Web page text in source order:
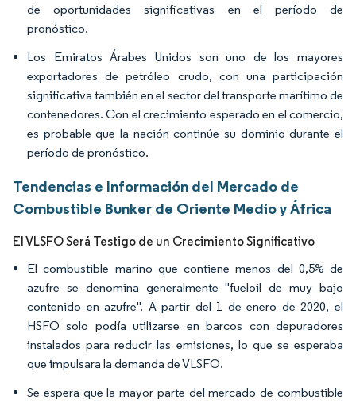
de oportunidades significativas en el período de
pronóstico.
Los Emiratos Árabes Unidos son uno de los mayores
exportadores de petróleo crudo, con una participación
significativa también en el sector del transporte marítimo de
contenedores. Con el crecimiento esperado en el comercio,
es probable que la nación continúe su dominio durante el
período de pronóstico.
Tendencias e Información del Mercado de
Combustible Bunker de Oriente Medio y África
El VLSFO Será Testigo de un Crecimiento Significativo
El combustible marino que contiene menos del 0,5% de
azufre se denomina generalmente "fueloil de muy bajo
contenido en azufre". A partir del 1 de enero de 2020, el
HSFO solo podía utilizarse en barcos con depuradores
instalados para reducir las emisiones, lo que se esperaba
que impulsara la demanda de VLSFO.
Se espera que la mayor parte del mercado de combustible